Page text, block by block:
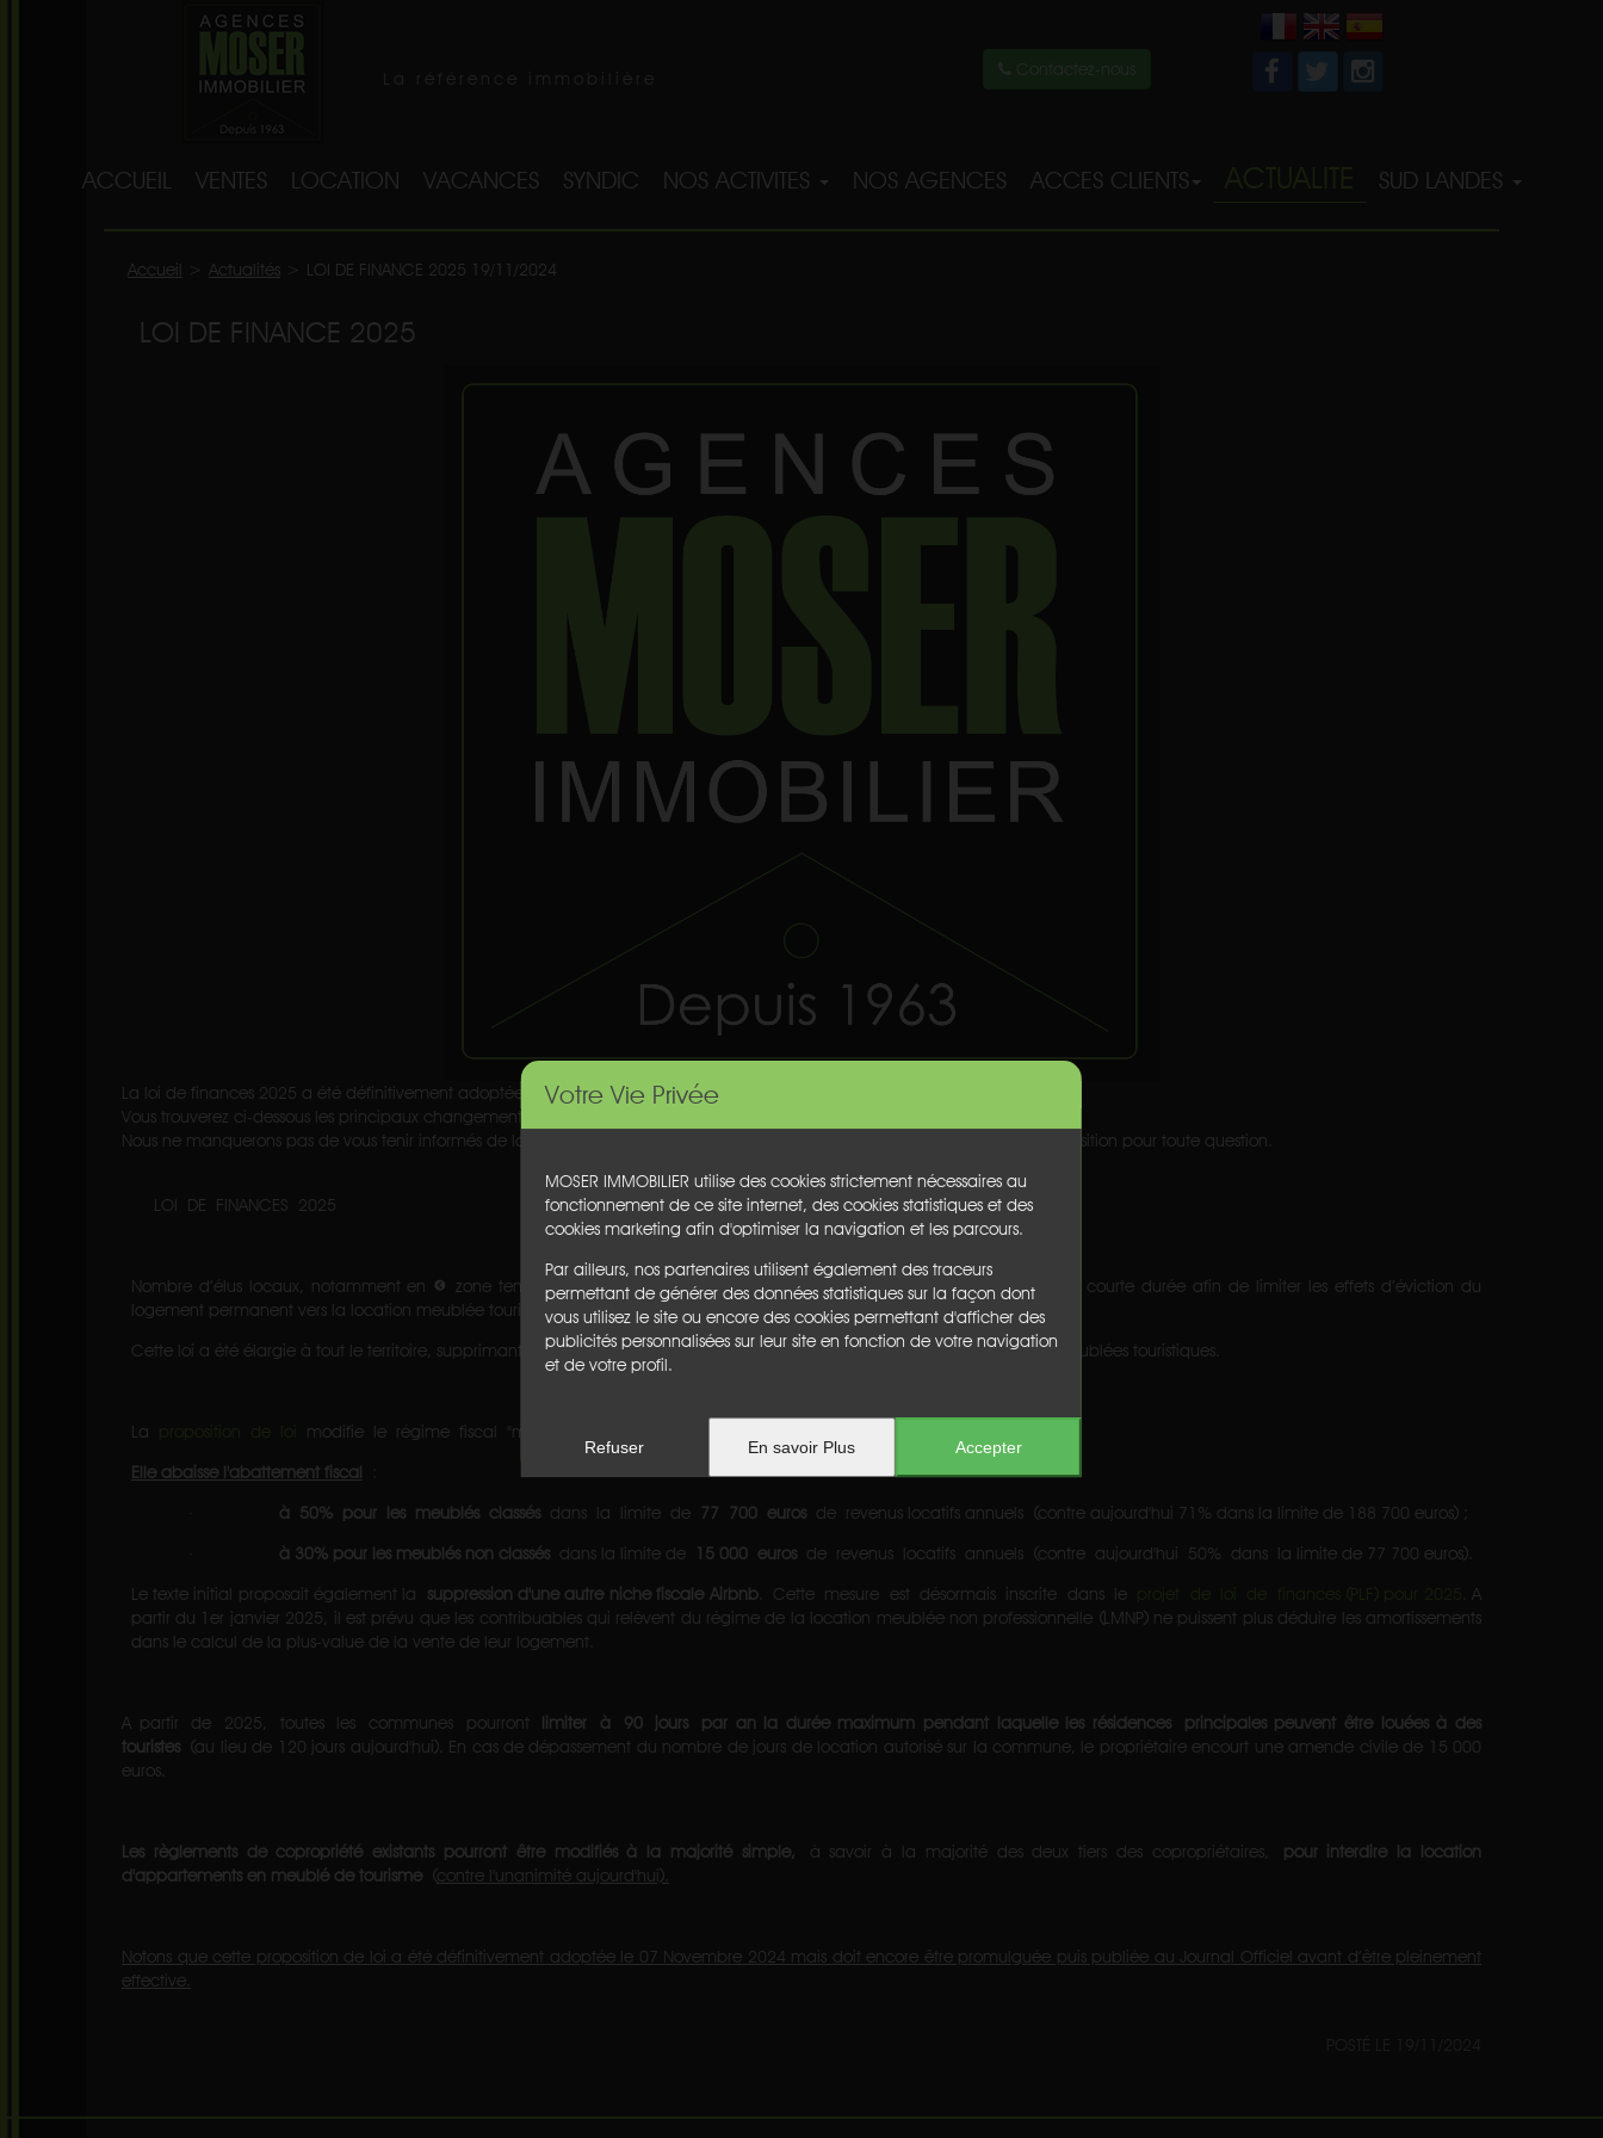
Votre Vie Privée
MOSER IMMOBILIER utilise des cookies strictement nécessaires au
fonctionnement de ce site internet, des cookies statistiques et des
cookies marketing afin d'optimiser la navigation et les parcours.
Par ailleurs, nos partenaires utilisent également des traceurs
permettant de générer des données statistiques sur la façon dont
vous utilisez le site ou encore des cookies permettant d'afficher des
publicités personnalisées sur leur site en fonction de votre navigation
et de votre profil.
Refuser En savoir Plus Accepter
Contactez-nous
ACCUEIL VENTES LOCATION VACANCES SYNDIC NOS ACTIVITES NOS AGENCES ACCES CLIENTS SUD LANDES
Accueil Actualités LOI DE FINANCE 2025 19/11/2024
LOI DE FINANCE 2025
La loi de finances 2025 a été définitivement adoptée par le gouvernement le 07 Novembre 2024.
Vous trouverez ci-dessous les principaux changements qui s'appliqueront pour les propriétaires de meublés de tourisme.
Nous ne manquerons pas de vous tenir informés de la date de mise en application de cette nouvelle loi et restons à votre disposition pour toute question.
LOI DE FINANCES 2025
Nombre d’élus locaux, notamment en « zone tendue », ont exprimé le souhait de pouvoir mieux réguler la location de courte durée afin de limiter les effets d’éviction du
logement permanent vers la location meublée touristique.
Cette loi a été élargie à tout le territoire, supprimant la notion de « zone tendue » pour se consacrer aux seules locations meublées touristiques.
La modifie le régime fiscal "micro-BIC" des meublés de tourisme.
Elle abaisse l'abattement fiscal
à 50% pour les meublés classés dans la limite de 77 700 euros de revenus locatifs annuels (contre aujourd'hui 71% dans la limite de 188 700 euros) ;
à 30% pour les meublés non classés dans la limite de 15 000euros de revenus locatifs annuels (contre aujourd'hui 50% dans la limite de 77 700 euros).
Le texte initial proposait également la suppression d'une autre niche fiscale Airbnb. Cette mesure est désormais inscrite dans le
. A
partir du 1er janvier 2025, il est prévu que les contribuables qui relèvent du régime de la location meublée non professionnelle (LMNP) ne puissent plus déduire les amortissements
dans le calcul de la plus-value de la vente de leur logement.
A partir de 2025, toutes les communes pourront limiter à 90 jours par an la durée maximum pendant laquelle les résidences principales peuvent être louées à des
touristes (au lieu de 120 jours aujourd'hui). En cas de dépassement du nombre de jours de location autorisé sur la commune, le propriétaire encourt une amende civile de 15 000
euros.
Les règlements de copropriété existants pourront être modifiés à la majorité simple, à savoir à la majorité des deux tiers des copropriétaires, pour interdire la location
d'appartements en meublé de tourisme (contre l'unanimité aujourd'hui).
Notons que cette proposition de loi a été définitivement adoptée le 07 Novembre 2024 mais doit encore être promulguée puis publiée au Journal Officiel avant d’être pleinement
effective.